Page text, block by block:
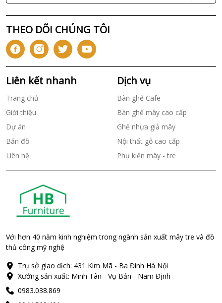
THEO DÕI CHÚNG TÔI
Liên kết nhanh
Trang chủ
Giới thiệu
Dự án
Bản đồ
Liên hệ
Dịch vụ
Bàn ghế Cafe
Bàn ghế mây cao cấp
Ghế nhựa giả mây
Nội thất gỗ cao cấp
Phụ kiện mây - tre
Với hơn 40 năm kinh nghiệm trong ngành sản xuất mây tre và đồ
thủ công mỹ nghệ
Trụ sở giao dịch: 431 Kim Mã - Ba Đình Hà Nội
Xưởng sản xuất: Minh Tân - Vụ Bản - Nam Định
0983.038.869